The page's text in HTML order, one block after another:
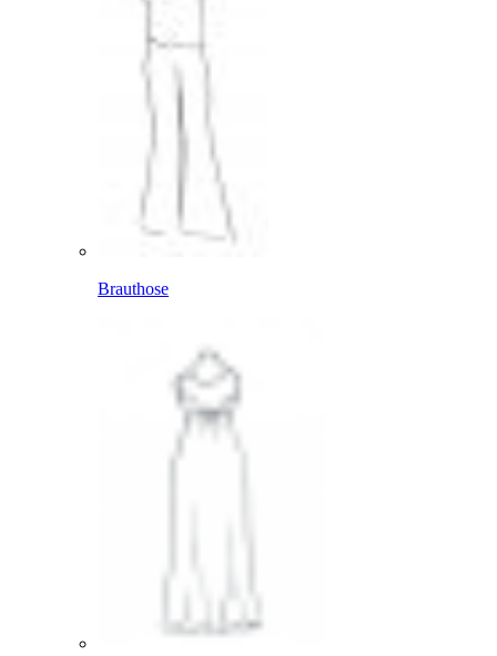
Brauthose